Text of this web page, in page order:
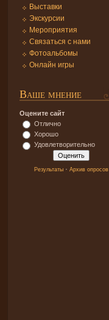
Выставки
Экскурсии
Мероприятия
Связаться с нами
Фотоальбомы
Онлайн игры
Ваше мнение
Оцените сайт
Отлично
Хорошо
Удовлетворительно
Результаты ·Архив опросов